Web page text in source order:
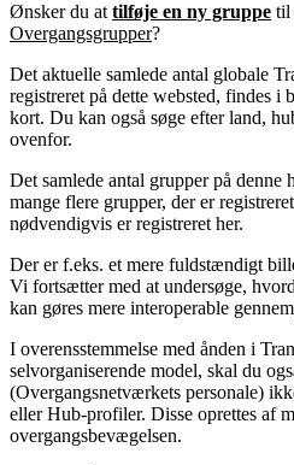
Ønsker du at tilføje en ny gruppe til
Overgangsgrupper?
Det aktuelle samlede antal globale
registreret på dette websted, findes i
kort. Du kan også søge efter land,
ovenfor.
Det samlede antal grupper på denne
mange flere grupper, der er
nødvendigvis er registreret her.
Der er f.eks. et mere fuldstændigt
Vi fortsætter med at undersøge,
kan gøres mere interoperable gennem
I overensstemmelse med ånden i
selvorganiserende model, skal du
(Overgangsnetværkets personale)
eller Hub-profiler. Disse oprettes af
overgangsbevægelsen.